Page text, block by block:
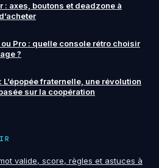
: axes, boutons et deadzone à
ou Pro : quelle console rétro choisir
?
L’épopée fraternelle, une révolution
sur la coopération
valide, score, règles et astuces à